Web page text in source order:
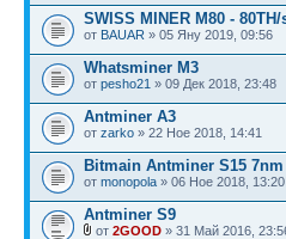
SWISS MINER M80 - 80TH/
от BAUAR » 05 Яну 2019, 09:56
Whatsminer M3
от pesho21 » 09 Дек 2018, 23:48
Antminer A3
от zarko » 22 Ное 2018, 14:41
Bitmain Antminer S15 7nm
от monopola » 06 Ное 2018, 13:20
Antminer S9
от 2GOOD » 31 Май 2016,